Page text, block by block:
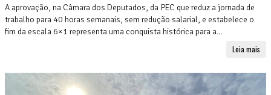
A aprovação, na Câmara dos Deputados, da PEC que reduz a jornada de
trabalho para 40 horas semanais, sem redução salarial, e estabelece o
fim da escala 6×1 representa uma conquista histórica para a...
Leia mais